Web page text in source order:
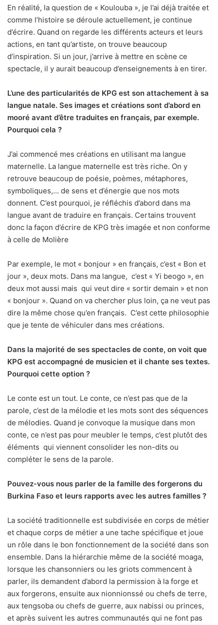
En réalité, la question de « Koulouba », je l’ai déjà traitée et
comme l’histoire se déroule actuellement, je continue
d’écrire. Quand on regarde les différents acteurs et leurs
actions, en tant qu’artiste, on trouve beaucoup
d’inspiration. Si un jour, j’arrive à mettre en scène ce
spectacle, il y aurait beaucoup d’enseignements à en tirer.
L’une des particularités de KPG est son attachement à sa
langue natale. Ses images et créations sont d’abord en
mooré avant d’être traduites en français, par exemple.
Pourquoi cela ?
J’ai commencé mes créations en utilisant ma langue
maternelle. La langue maternelle est très riche. On y
retrouve beaucoup de poésie, poèmes, métaphores,
symboliques,… de sens et d’énergie que nos mots
donnent. C’est pourquoi, je réfléchis d’abord dans ma
langue avant de traduire en français. Certains trouvent
donc la façon d’écrire de KPG très imagée et non conforme
à celle de Molière
Par exemple, le mot « bonjour » en français, c’est « Bon et
jour », deux mots. Dans ma langue, c’est « Yi beogo », en
deux mot aussi mais qui veut dire « sortir demain » et non
« bonjour ». Quand on va chercher plus loin, ça ne veut pas
dire la même chose qu’en français. C’est cette philosophie
que je tente de véhiculer dans mes créations.
Dans la majorité de ses spectacles de conte, on voit que
KPG est accompagné de musicien et il chante ses textes.
Pourquoi cette option ?
Le conte est un tout. Le conte, ce n’est pas que de la
parole, c’est de la mélodie et les mots sont des séquences
de mélodies. Quand je convoque la musique dans mon
conte, ce n’est pas pour meubler le temps, c’est plutôt des
éléments qui viennent consolider les non-dits ou
compléter le sens de la parole.
Pouvez-vous nous parler de la famille des forgerons du
Burkina Faso et leurs rapports avec les autres familles ?
La société traditionnelle est subdivisée en corps de métier
et chaque corps de métier a une tache spécifique et joue
un rôle dans le bon fonctionnement de la société dans son
ensemble. Dans la hiérarchie même de la société moaga,
lorsque les chansonniers ou les griots commencent à
parler, ils demandent d’abord la permission à la forge et
aux forgerons, ensuite aux nionnionssé ou chefs de terre,
aux tengsoba ou chefs de guerre, aux nabissi ou princes,
et après suivent les autres communautés qui ne font pas